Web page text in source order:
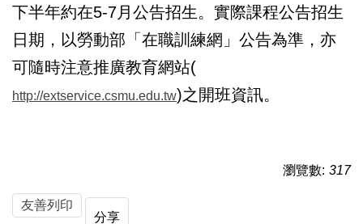
下半年約在5-7月公告招生。實際課程公告招生
日期，以勞動部「在職訓練網」公告為準，亦
可隨時注意推廣教育網站(
http://extservice.csmu.edu.tw)之開班資訊。
瀏覽數: 317
友善列印
分享